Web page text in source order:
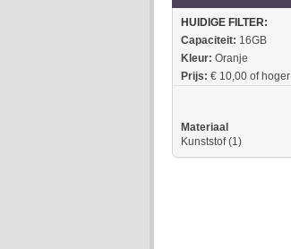
HUIDIGE FILTER:
Capaciteit: 16GB
Kleur: Oranje
Prijs: € 10,00 of hoger
Materiaal
Kunststof(1)